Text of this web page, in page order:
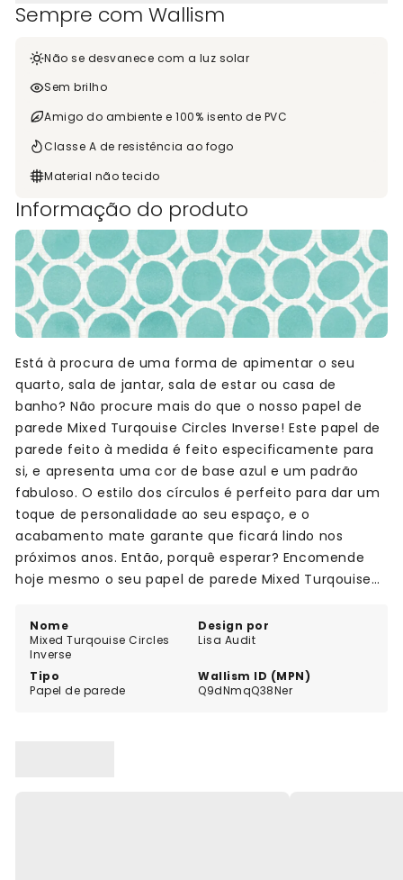
Sempre com Wallism
Não se desvanece com a luz solar
Sem brilho
Amigo do ambiente e 100% isento de PVC
Classe A de resistência ao fogo
Material não tecido
Informação do produto
Nome
Mixed Turqouise Circles
Inverse
Design por
Lisa Audit
Tipo
Papel de parede
Wallism ID (MPN)
Q9dNmqQ38Ner
Está à procura de uma forma de apimentar o seu
quarto, sala de jantar, sala de estar ou casa de
banho? Não procure mais do que o nosso papel de
parede Mixed Turqouise Circles Inverse! Este papel de
parede feito à medida é feito especificamente para
si, e apresenta uma cor de base azul e um padrão
fabuloso. O estilo dos círculos é perfeito para dar um
toque de personalidade ao seu espaço, e o
acabamento mate garante que ficará lindo nos
próximos anos. Então, porquê esperar? Encomende
hoje mesmo o seu papel de parede Mixed Turqouise